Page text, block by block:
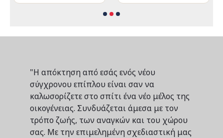
"Η απόκτηση από εσάς ενός νέου
σύγχρονου επίπλου είναι σαν να
καλωσορίζετε στο σπίτι ένα νέο μέλος της
οικογένειας. Συνδυάζεται άμεσα με τον
τρόπο ζωής, των αναγκών και του χώρου
σας. Με την επιμελημένη σχεδιαστική μας